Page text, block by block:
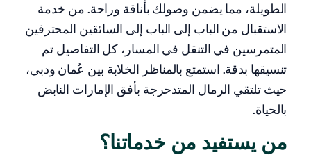
الطويلة، مما يضمن وصولك بأناقة وراحة. من خدمة
الاستقبال من الباب إلى الباب إلى السائقين المحترفين
المتمرسين في التنقل في المسار، كل التفاصيل تم
تنسيقها بدقة. استمتع بالمناظر الخلابة بين عُمان ودبي،
حيث تلتقي الرمال المتدحرجة بأفق الإمارات النابض
بالحياة.
من يستفيد من خدماتنا؟